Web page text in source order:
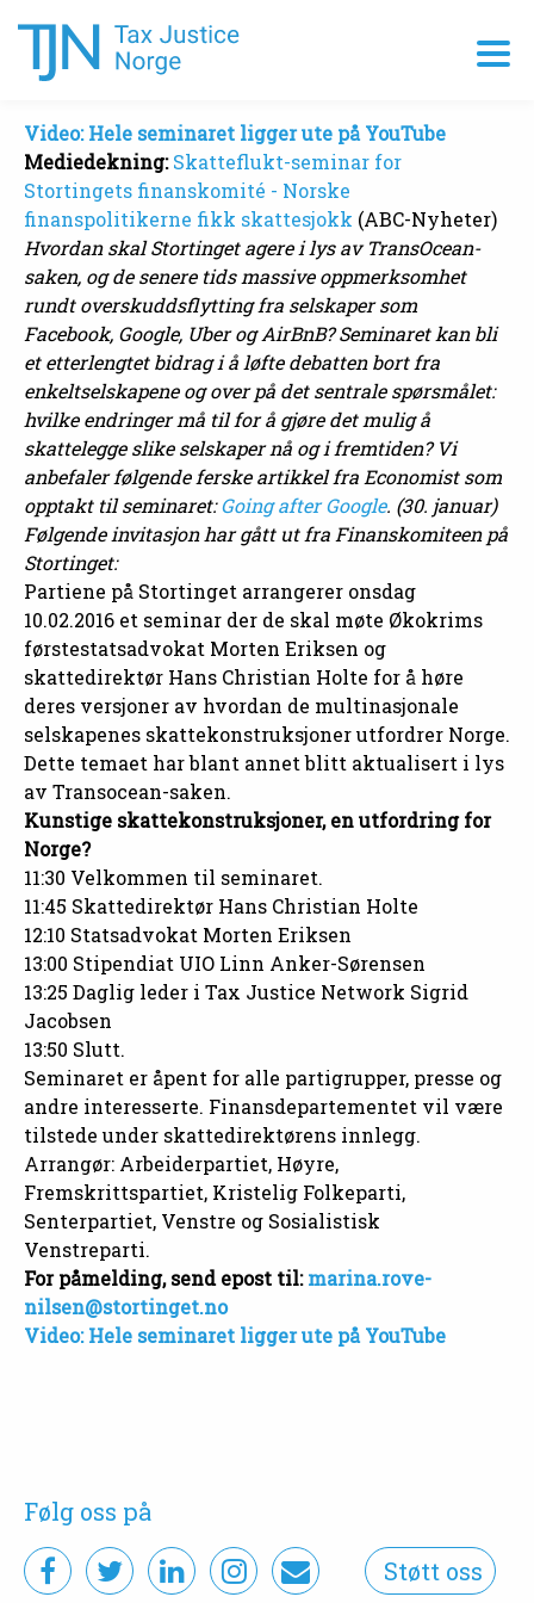
Video: Hele seminaret ligger ute på YouTube
Mediedekning: Skatteflukt-seminar for
Stortingets finanskomité - Norske
finanspolitikerne fikk skattesjokk (ABC-Nyheter)
Hvordan skal Stortinget agere i lys av TransOcean-
saken, og de senere tids massive oppmerksomhet
rundt overskuddsflytting fra selskaper som
Facebook, Google, Uber og AirBnB? Seminaret kan bli
et etterlengtet bidrag i å løfte debatten bort fra
enkeltselskapene og over på det sentrale spørsmålet:
hvilke endringer må til for å gjøre det mulig å
skattelegge slike selskaper nå og i fremtiden? Vi
anbefaler følgende ferske artikkel fra Economist som
opptakt til seminaret:Going after Google. (30. januar)
Følgende invitasjon har gått ut fra Finanskomiteen på
Stortinget:
Partiene på Stortinget arrangerer onsdag
10.02.2016 et seminar der de skal møte Økokrims
førstestatsadvokat Morten Eriksen og
skattedirektør Hans Christian Holte for å høre
deres versjoner av hvordan de multinasjonale
selskapenes skattekonstruksjoner utfordrer Norge.
Dette temaet har blant annet blitt aktualisert i lys
av Transocean-saken.
Kunstige skattekonstruksjoner, en utfordring for
Norge?
11:30 Velkommen til seminaret.
11:45 Skattedirektør Hans Christian Holte
12:10 Statsadvokat Morten Eriksen
13:00 Stipendiat UIO Linn Anker-Sørensen
13:25 Daglig leder i Tax Justice Network Sigrid
Jacobsen
13:50 Slutt.
Seminaret er åpent for alle partigrupper, presse og
andre interesserte. Finansdepartementet vil være
tilstede under skattedirektørens innlegg.
Arrangør: Arbeiderpartiet, Høyre,
Fremskrittspartiet, Kristelig Folkeparti,
Senterpartiet, Venstre og Sosialistisk
Venstreparti.
For påmelding, send epost til:marina.rove-
nilsen@stortinget.no
Video: Hele seminaret ligger ute på YouTube
Følg oss på
Støtt oss